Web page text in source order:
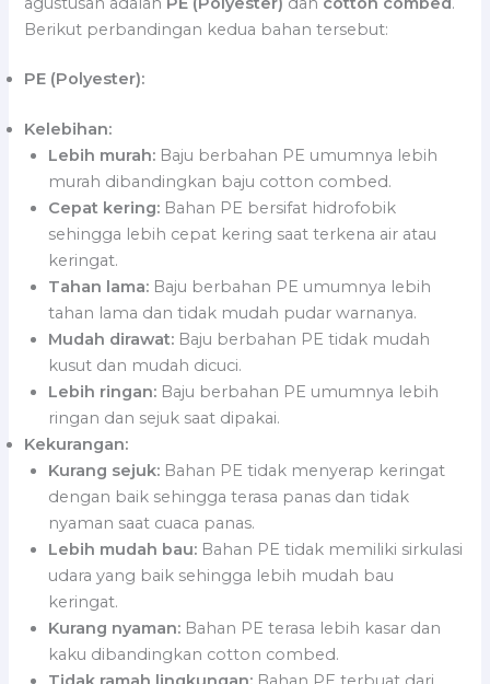
Berikut perbandingan kedua bahan tersebut:
PE (Polyester):
Kelebihan:
Lebih murah: Baju berbahan PE umumnya lebih
murah dibandingkan baju cotton combed.
Cepat kering: Bahan PE bersifat hidrofobik
sehingga lebih cepat kering saat terkena air atau
keringat.
Tahan lama: Baju berbahan PE umumnya lebih
tahan lama dan tidak mudah pudar warnanya.
Mudah dirawat: Baju berbahan PE tidak mudah
kusut dan mudah dicuci.
Lebih ringan: Baju berbahan PE umumnya lebih
ringan dan sejuk saat dipakai.
Kekurangan:
Kurang sejuk: Bahan PE tidak menyerap keringat
dengan baik sehingga terasa panas dan tidak
nyaman saat cuaca panas.
Lebih mudah bau: Bahan PE tidak memiliki sirkulasi
udara yang baik sehingga lebih mudah bau
keringat.
Kurang nyaman: Bahan PE terasa lebih kasar dan
kaku dibandingkan cotton combed.